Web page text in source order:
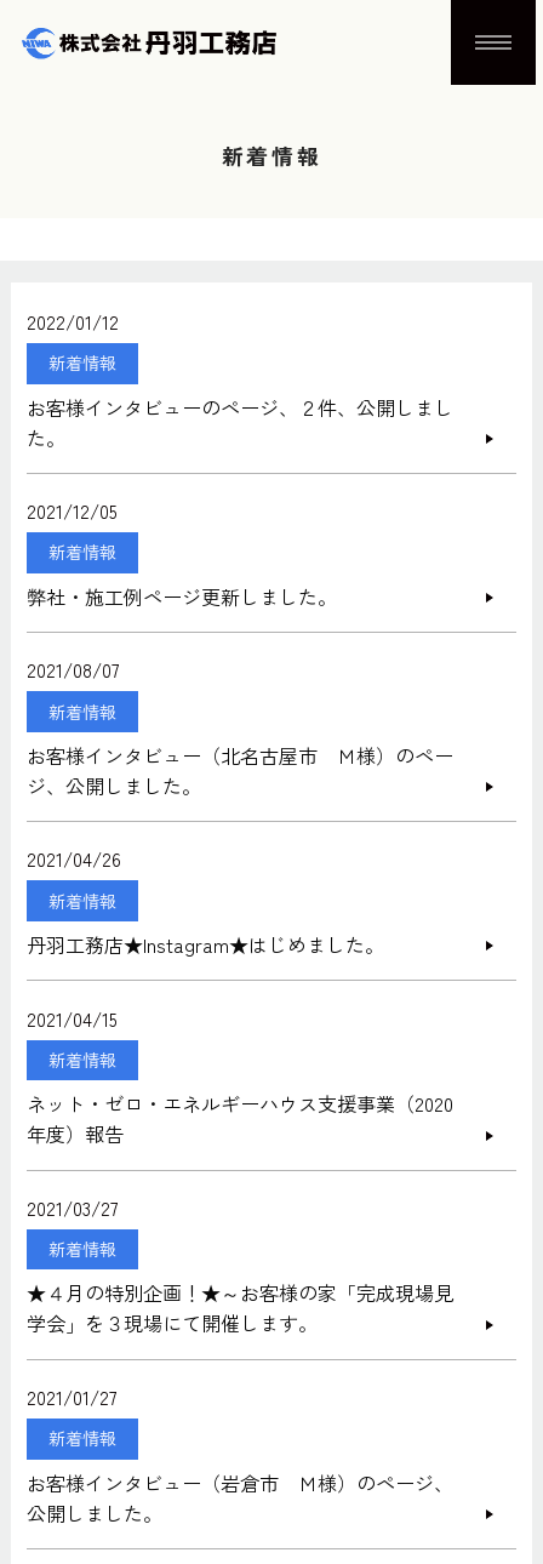
新着情報
2022/01/12
新着情報
お客様インタビューのページ、２件、公開しまし
た。
2021/12/05
新着情報
弊社・施工例ページ更新しました。
2021/08/07
新着情報
お客様インタビュー（北名古屋市 Ｍ様）のペー
ジ、公開しました。
2021/04/26
新着情報
丹羽工務店★Instagram★はじめました。
2021/04/15
新着情報
ネット・ゼロ・エネルギーハウス支援事業（2020
年度）報告
2021/03/27
新着情報
★４月の特別企画！★～お客様の家「完成現場見
学会」を３現場にて開催します。
2021/01/27
新着情報
お客様インタビュー（岩倉市 Ｍ様）のページ、
公開しました。